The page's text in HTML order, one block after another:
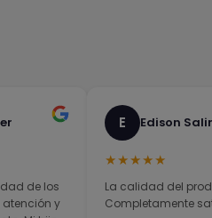
de los
y
E Edison
★★★★★
La calidad del
Completamente